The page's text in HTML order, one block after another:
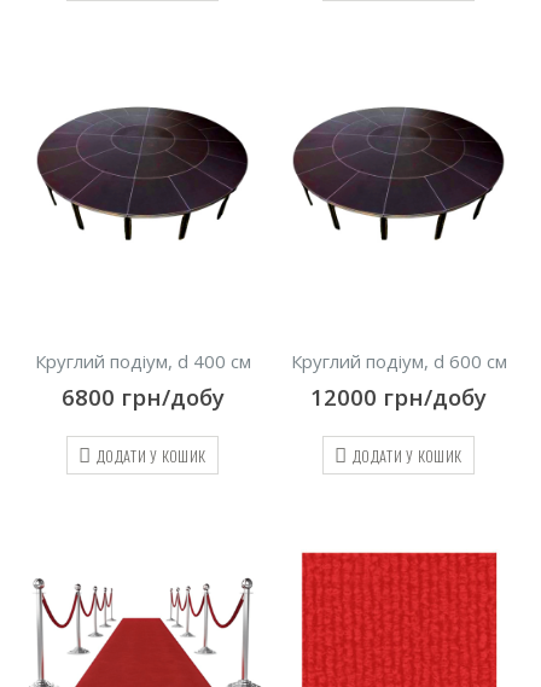
Круглий подіум, d 400 см
6800 грн/добу
ДОДАТИ У КОШИК
Круглий подіум, d 600 см
12000 грн/добу
ДОДАТИ У КОШИК